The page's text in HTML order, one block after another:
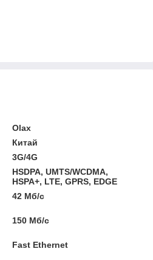
Olax
Китай
3G/4G
HSDPA, UMTS/WCDMA,
HSPA+, LTE, GPRS, EDGE
42 Мб/с
150 Мб/с
Fast Ethernet